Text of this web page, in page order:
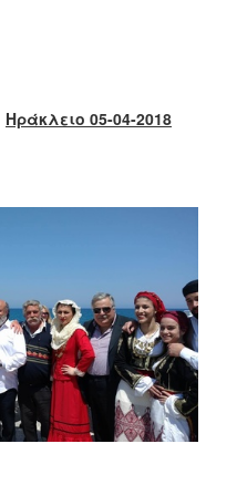
Ηράκλειο 05-04-2018